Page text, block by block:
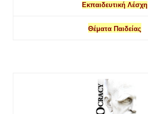
Εκπαιδευτική Λέσχη
Θέματα Παιδείας